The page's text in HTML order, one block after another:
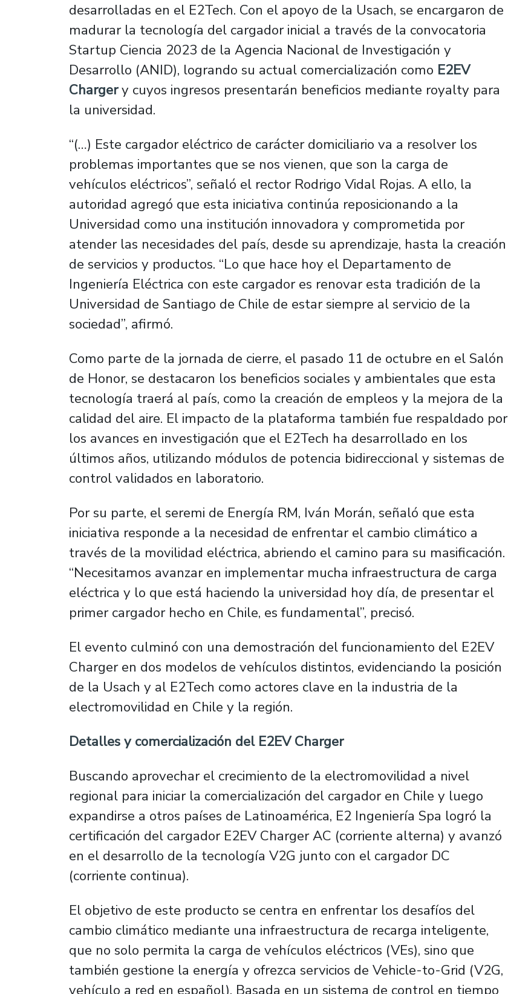
desarrolladas en el E2Tech. Con el apoyo de la Usach, se encargaron de
madurar la tecnología del cargador inicial a través de la convocatoria
Startup Ciencia 2023 de la Agencia Nacional de Investigación y
Desarrollo (ANID), logrando su actual comercialización como E2EV
Chargery cuyos ingresos presentarán beneficios mediante royalty para
la universidad.
“(…) Este cargador eléctrico de carácter domiciliario va a resolver los
problemas importantes que se nos vienen, que son la carga de
vehículos eléctricos”, señaló el rector Rodrigo Vidal Rojas. A ello, la
autoridad agregó que esta iniciativa continúa reposicionando a la
Universidad como una institución innovadora y comprometida por
atender las necesidades del país, desde su aprendizaje, hasta la creación
de servicios y productos. “Lo que hace hoy el Departamento de
Ingeniería Eléctrica con este cargador es renovar esta tradición de la
Universidad de Santiago de Chile de estar siempre al servicio de la
sociedad”, afirmó.
Como parte de la jornada de cierre, el pasado 11 de octubre en el Salón
de Honor, se destacaron los beneficios sociales y ambientales que esta
tecnología traerá al país, como la creación de empleos y la mejora de la
calidad del aire. El impacto de la plataforma también fue respaldado por
los avances en investigación que el E2Tech ha desarrollado en los
últimos años, utilizando módulos de potencia bidireccional y sistemas de
control validados en laboratorio.
Por su parte, el seremi de Energía RM, Iván Morán, señaló que esta
iniciativa responde a la necesidad de enfrentar el cambio climático a
través de la movilidad eléctrica, abriendo el camino para su masificación.
“Necesitamos avanzar en implementar mucha infraestructura de carga
eléctrica y lo que está haciendo la universidad hoy día, de presentar el
primer cargador hecho en Chile, es fundamental”, precisó.
El evento culminó con una demostración del funcionamiento del E2EV
Charger en dos modelos de vehículos distintos, evidenciando la posición
de la Usach y al E2Tech como actores clave en la industria de la
electromovilidad en Chile y la región.
Detalles y comercialización del E2EV Charger
Buscando aprovechar el crecimiento de la electromovilidad a nivel
regional para iniciar la comercialización del cargador en Chile y luego
expandirse a otros países de Latinoamérica, E2 Ingeniería Spa logró la
certificación del cargador E2EV Charger AC (corriente alterna) y avanzó
en el desarrollo de la tecnología V2G junto con el cargador DC
(corriente continua).
El objetivo de este producto se centra en enfrentar los desafíos del
cambio climático mediante una infraestructura de recarga inteligente,
que no solo permita la carga de vehículos eléctricos (VEs), sino que
también gestione la energía y ofrezca servicios de Vehicle-to-Grid (V2G,
vehículo a red en español). Basada en un sistema de control en tiempo